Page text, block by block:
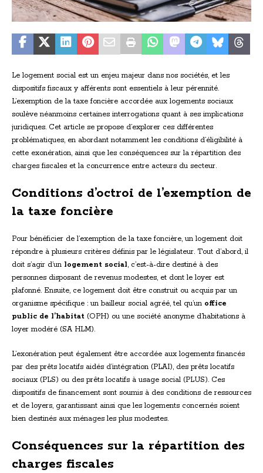
Le logement social est un enjeu majeur dans nos sociétés, et les
dispositifs fiscaux y afférents sont essentiels à leur pérennité.
L’exemption de la taxe foncière accordée aux logements sociaux
soulève néanmoins certaines interrogations quant à ses implications
juridiques. Cet article se propose d’explorer ces différentes
problématiques, en abordant notamment les conditions d’éligibilité à
cette exonération, ainsi que les conséquences sur la répartition des
charges fiscales et la concurrence entre acteurs du secteur.
Conditions d’octroi de l’exemption de
la taxe foncière
Pour bénéficier de l’exemption de la taxe foncière, un logement doit
répondre à plusieurs critères définis par le législateur. Tout d’abord, il
doit s’agir d’un logement social, c’est-à-dire destiné à des
personnes disposant de revenus modestes, et dont le loyer est
plafonné. Ensuite, ce logement doit être construit ou acquis par un
organisme spécifique : un bailleur social agréé, tel qu’un office
public de l’habitat (OPH) ou une société anonyme d’habitations à
loyer modéré (SA HLM).
L’exonération peut également être accordée aux logements financés
par des prêts locatifs aidés d’intégration (PLAI), des prêts locatifs
sociaux (PLS) ou des prêts locatifs à usage social (PLUS). Ces
dispositifs de financement sont soumis à des conditions de ressources
et de loyers, garantissant ainsi que les logements concernés soient
bien destinés aux ménages les plus modestes.
Conséquences sur la répartition des
charges fiscales